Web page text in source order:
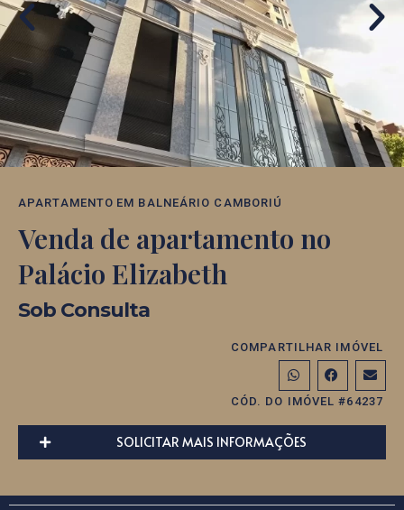
APARTAMENTO EM BALNEÁRIO CAMBORIÚ
Venda de apartamento no
Palácio Elizabeth
Sob Consulta
COMPARTILHAR IMÓVEL
CÓD. DO IMÓVEL #64237
SOLICITAR MAIS INFORMAÇÕES